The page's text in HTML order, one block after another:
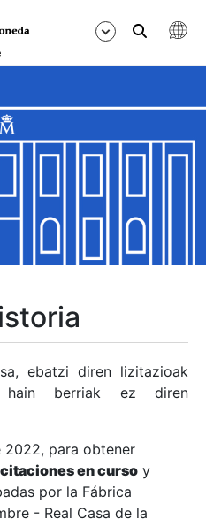
ebatzi diren lizitazioak
berriak ez diren
para obtener
en curso y
por la Fábrica
- Real Casa de la